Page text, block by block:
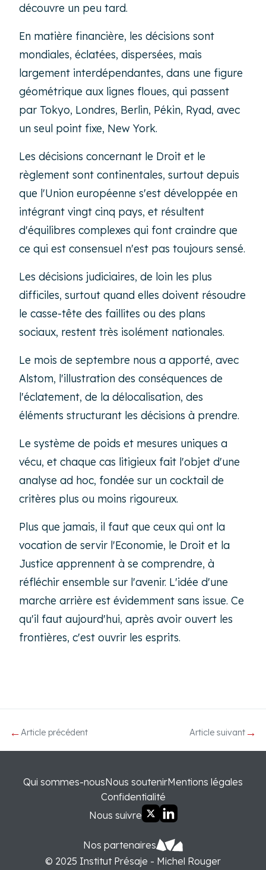
découvre un peu tard.
En matière financière, les décisions sont
mondiales, éclatées, dispersées, mais
largement interdépendantes, dans une figure
géométrique aux lignes floues, qui passent
par Tokyo, Londres, Berlin, Pékin, Ryad, avec
un seul point fixe, New York.
Les décisions concernant le Droit et le
règlement sont continentales, surtout depuis
que l'Union européenne s'est développée en
intégrant vingt cinq pays, et résultent
d'équilibres complexes qui font craindre que
ce qui est consensuel n'est pas toujours sensé.
Les décisions judiciaires, de loin les plus
difficiles, surtout quand elles doivent résoudre
le casse-tête des faillites ou des plans
sociaux, restent très isolément nationales.
Le mois de septembre nous a apporté, avec
Alstom, l'illustration des conséquences de
l'éclatement, de la délocalisation, des
éléments structurant les décisions à prendre.
Le système de poids et mesures uniques a
vécu, et chaque cas litigieux fait l'objet d'une
analyse ad hoc, fondée sur un cocktail de
critères plus ou moins rigoureux.
Plus que jamais, il faut que ceux qui ont la
vocation de servir l'Economie, le Droit et la
Justice apprennent à se comprendre, à
réfléchir ensemble sur l'avenir. L'idée d'une
marche arrière est évidemment sans issue. Ce
qu'il faut aujourd'hui, après avoir ouvert les
frontières, c'est ouvrir les esprits.
← Article précédent Article suivant→
Qui sommes-nousNous soutenirMentions légales
Confidentialité
Nous suivre
© 2025 Institut Présaje - Michel Rouger
Nos partenaires